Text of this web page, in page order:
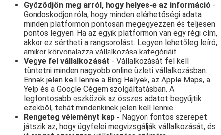
Győződjön meg arról, hogy helyes-e az információ -
Gondoskodjon róla, hogy minden elérhetőségi adata
minden platformon pontosan megegyezzen és teljesen
pontos legyen. Ha az egyik platformon van egy régi cím,
akkor ez sértheti a rangsorolást. Legyen lehetőleg leíró,
amikor körvonalazza vállalkozása kategóriáit.
Vegye fel vállalkozását - Vállalkozását fel kell
tüntetni minden nagyobb online üzleti vállalkozásban.
Ennek jelen kell lennie a Bing Helyek, az Apple Maps, a
Yelp és a Google Cégem szolgáltatásban. A
legfontosabb eszközök az összes adatot begyűjtik
ezekből, tehát mindenkinek jelen kell lennie.
Rengeteg véleményt kap - Nagyon fontos szerepet
játszik az, hogy ügyfelei megvizsgálják vállalkozását, és